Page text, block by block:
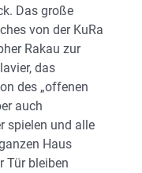
Das große
von der KuRa
Rakau zur
das
des „offenen
auch
spielen und alle
Haus
Tür bleiben